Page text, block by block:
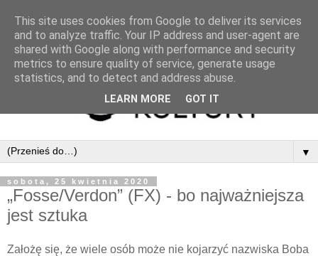
▼
sobota, 25 kwietnia 2020
„Fosse/Verdon” (FX) - bo najważniejsza
jest sztuka
Założę się, że wiele osób może nie kojarzyć nazwiska Boba
This site uses cookies from Google to deliver its services
and to analyze traffic. Your IP address and user-agent are
shared with Google along with performance and security
metrics to ensure quality of service, generate usage
statistics, and to detect and address abuse.
LEARN MORE GOT IT